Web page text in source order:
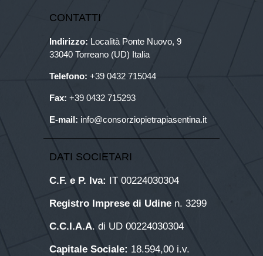
CONTATTI
Indirizzo: Località Ponte Nuovo, 9
33040 Torreano (UD) Italia
Telefono: +39 0432 715044
Fax: +39 0432 715293
E-mail: info@consorziopietrapiasentina.it
DATI SOCIETARI
C.F. e P. Iva: IT 00224030304
Registro Imprese di Udine n. 3299
C.C.I.A.A. di UD 00224030304
Capitale Sociale: 18.594,00 i.v.